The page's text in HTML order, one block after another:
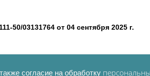
50/03131764 от 04 сентября 2025 г.
медицинских рекомендаций.
согласие на обработку